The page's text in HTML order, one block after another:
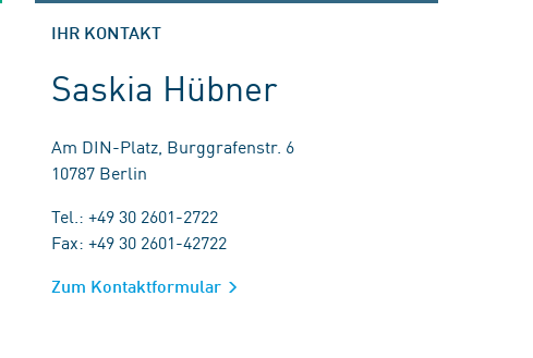
IHR KONTAKT
Saskia Hübner
Am DIN-Platz, Burggrafenstr. 6
10787 Berlin
Tel.: +49 30 2601-2722
Fax: +49 30 2601-42722
Zum Kontaktformular